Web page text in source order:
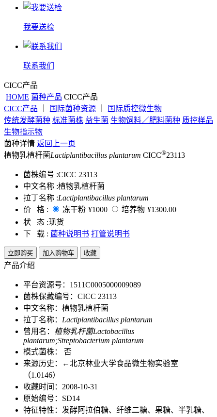
我要送检
联系我们
CICC产品
HOME 菌种产品 CICC产品
CICC产品
国际菌种资源
国际质控微生物
传统发酵菌种 标准菌株 益生菌 生物饲料／肥料菌种 质控样品
生物指示物
菌种详情 返回上一页
植物乳植杆菌Lactiplantibacillus plantarum CICC®23113
菌株编号 :CICC 23113
中文名称 :植物乳植杆菌
拉丁名称 :Lactiplantibacillus plantarum
价 格 :
冻干粉 ¥1000 培养物 ¥1300.00
状 态 :现货
下 载 : 菌种说明书 打管说明书
立即购买 加入购物车 收藏
产品介绍
平台资源号：1511C0005000009089
菌株保藏编号：CICC 23113
中文名称：植物乳植杆菌
拉丁名称： Lactiplantibacillus plantarum
曾用名： 植物乳杆菌Lactobacillus
plantarum;Streptobacterium plantarum
模式菌株： 否
来源历史：←北京林业大学食品微生物实验室
（1.0146）
收藏时间：2008-10-31
原始编号：SD14
特征特性：发酵阿拉伯糖、纤维二糖、果糖、半乳糖、